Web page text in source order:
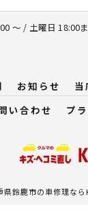
～ / 土曜日 18:00
お知らせ 当
い合わせ プ
鈴鹿市の車修理なら